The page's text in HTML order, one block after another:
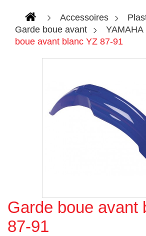
Accessoires
Garde boue avant
YAMAHA
boue avant blanc YZ 87-91
Agrandir l'image
Garde boue avant
87-91